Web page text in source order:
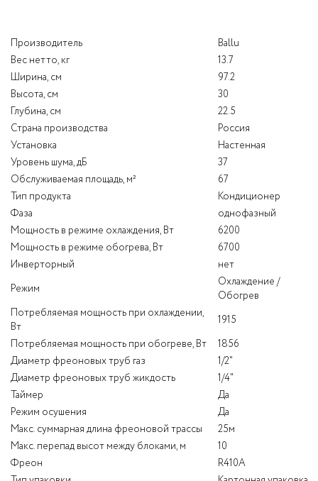
Производитель
Ballu
Вес нетто, кг
13.7
Ширина, см
97.2
Высота, см
30
Глубина, см
22.5
Страна производства
Россия
Установка
Настенная
Уровень шума, дБ
37
Обслуживаемая площадь, м²
67
Тип продукта
Кондиционер
Фаза
однофазный
Мощность в режиме охлаждения, Вт
6200
Мощность в режиме обогрева, Вт
6700
Инверторный
нет
Режим
Охлаждение /
Обогрев
Потребляемая мощность при охлаждении,
Вт
1915
Потребляемая мощность при обогреве, Вт
1856
Диаметр фреоновых труб газ
1/2"
Диаметр фреоновых труб жикдость
1/4"
Таймер
Да
Режим осушения
Да
Макс. суммарная длина фреоновой трассы
25м
Макс. перепад высот между блоками, м
10
Фреон
R410А